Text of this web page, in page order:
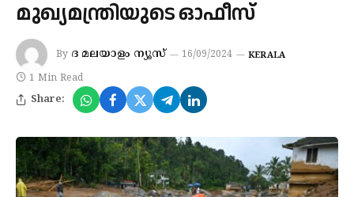
മുഖ്യമന്ത്രിയുടെ ഓഫീസ്
By ദ മലയാളം ന്യൂസ് 16/09/2024 KERALA
1 Min Read
Share: